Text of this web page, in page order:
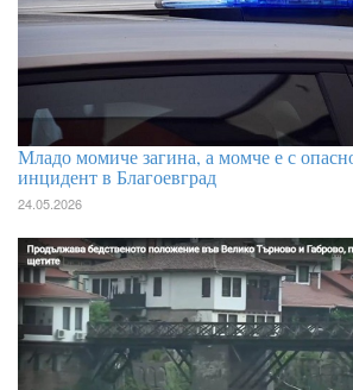
Младо момиче загина, а момче е с
инцидент в Благоевград
24.05.2026